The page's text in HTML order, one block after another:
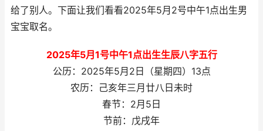
给了别人。下面让我们看看2025年5月2号中午1点出生男
宝宝取名。
2025年5月1号中午1点出生生辰八字五行
公历：2025年5月2日（星期四）13点
农历：己亥年三月廿八日未时
春节：2月5日
节前：戊戌年